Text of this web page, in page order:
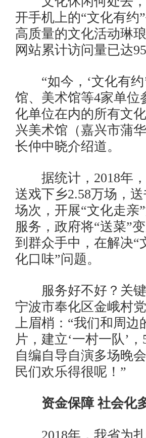
开手机上的“文化有
高质量的文化活动琳
网站累计访问量已达
“如今，‘文化有约
馆、美术馆等4家单位
化单位在内的所有文
兴美术馆（嘉兴市蒲
长仲中晓介绍道。
据统计，2018年，
送戏下乡2.58万场，
场次，开展“文化走亲
服务，政府将“送菜”
到群众手中，在解决“
化口味”问题。
服务好不好？关键
宁波市奉化区金峨村
上眉梢：“我们和周边
片，建立‘一村一队’
自编自导自演多场晚
民们欢乐得很呢！”
资金保障 社会化